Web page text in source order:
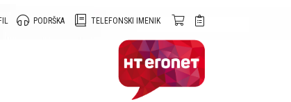
TELEFONSKI IMENIK
PODRŠKA